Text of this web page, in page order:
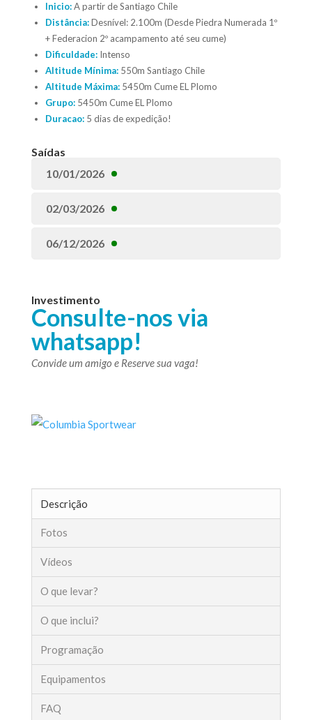
Inicio:A partir de Santiago Chile
Distância:Desnível: 2.100m (Desde Piedra Numerada 1º
+ Federacion 2º acampamento até seu cume)
Dificuldade:Intenso
Altitude Mínima: 550m Santiago Chile
Altitude Máxima: 5450m Cume EL Plomo
Grupo:5450m Cume EL Plomo
Duracao:5 dias de expedição!
Saídas
10/01/2026
02/03/2026
06/12/2026
Investimento
Consulte-nos via
whatsapp!
Convide um amigo e Reserve sua vaga!
Descrição
Fotos
Vídeos
O que levar?
O que inclui?
Programação
Equipamentos
FAQ